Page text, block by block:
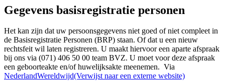
Gegevens basisregistratie personen
Het kan zijn dat uw persoonsgegevens niet goed of niet compleet in
de Basisregistratie Personen (BRP) staan. Of dat u een nieuw
rechtsfeit wil laten registreren. U maakt hiervoor een aparte afspraak
bij ons via (071) 406 50 00 team BVZ. U moet voor deze afspraak
een geboorteakte en/of huwelijksakte meenemen. Via
NederlandWereldwijd(Verwijst naar een externe website)